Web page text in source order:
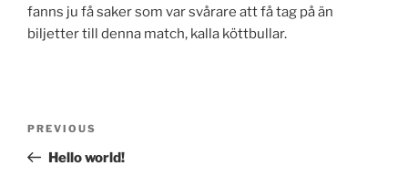
fanns ju få saker som var svårare att få tag på än
biljetter till denna match, kalla köttbullar.
Previous
Post
PREVIOUS
Hello world!